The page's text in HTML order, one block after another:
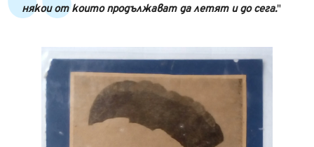
някои от които продължават да летят и до сега.